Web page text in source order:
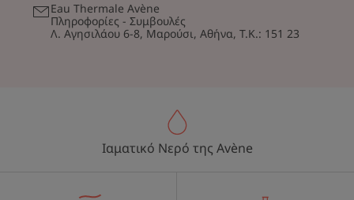
Eau Thermale Avène
Πληροφορίες - Συμβουλές
Λ. Αγησιλάου 6-8, Μαρούσι, Αθήνα, Τ.Κ.: 151 23
Ιαματικό Νερό της Avène